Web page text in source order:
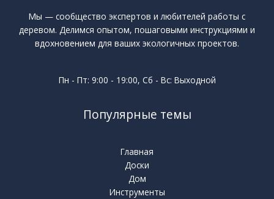
Мы — сообщество экспертов и любителей работы с
деревом. Делимся опытом, пошаговыми инструкциями и
вдохновением для ваших экологичных проектов.
Пн - Пт: 9:00 - 19:00, Сб - Вс: Выходной
Популярные темы
Главная
Доски
Дом
Инструменты